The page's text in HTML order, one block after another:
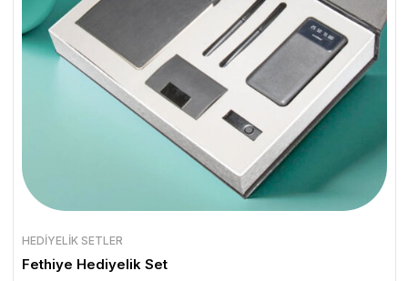
HEDIYELIK SETLER
Fethiye Hediyelik Set